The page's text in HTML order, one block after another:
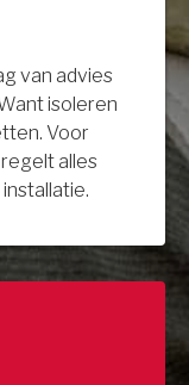
van advies
isoleren
Voor
alles